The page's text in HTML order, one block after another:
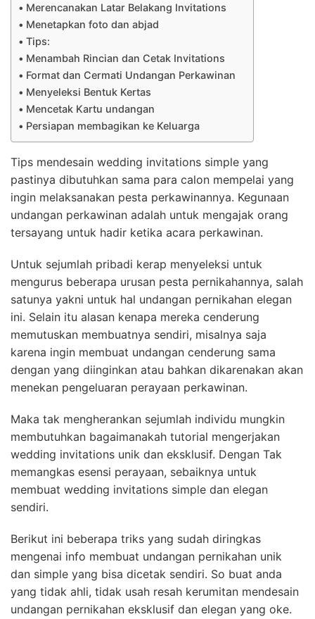
Merencanakan Latar Belakang Invitations
Menetapkan foto dan abjad
Tips:
Menambah Rincian dan Cetak Invitations
Format dan Cermati Undangan Perkawinan
Menyeleksi Bentuk Kertas
Mencetak Kartu undangan
Persiapan membagikan ke Keluarga
Tips mendesain wedding invitations simple yang
pastinya dibutuhkan sama para calon mempelai yang
ingin melaksanakan pesta perkawinannya. Kegunaan
undangan perkawinan adalah untuk mengajak orang
tersayang untuk hadir ketika acara perkawinan.
Untuk sejumlah pribadi kerap menyeleksi untuk
mengurus beberapa urusan pesta pernikahannya, salah
satunya yakni untuk hal undangan pernikahan elegan
ini. Selain itu alasan kenapa mereka cenderung
memutuskan membuatnya sendiri, misalnya saja
karena ingin membuat undangan cenderung sama
dengan yang diinginkan atau bahkan dikarenakan akan
menekan pengeluaran perayaan perkawinan.
Maka tak mengherankan sejumlah individu mungkin
membutuhkan bagaimanakah tutorial mengerjakan
wedding invitations unik dan eksklusif. Dengan Tak
memangkas esensi perayaan, sebaiknya untuk
membuat wedding invitations simple dan elegan
sendiri.
Berikut ini beberapa triks yang sudah diringkas
mengenai info membuat undangan pernikahan unik
dan simple yang bisa dicetak sendiri. So buat anda
yang tidak ahli, tidak usah resah kerumitan mendesain
undangan pernikahan eksklusif dan elegan yang oke.